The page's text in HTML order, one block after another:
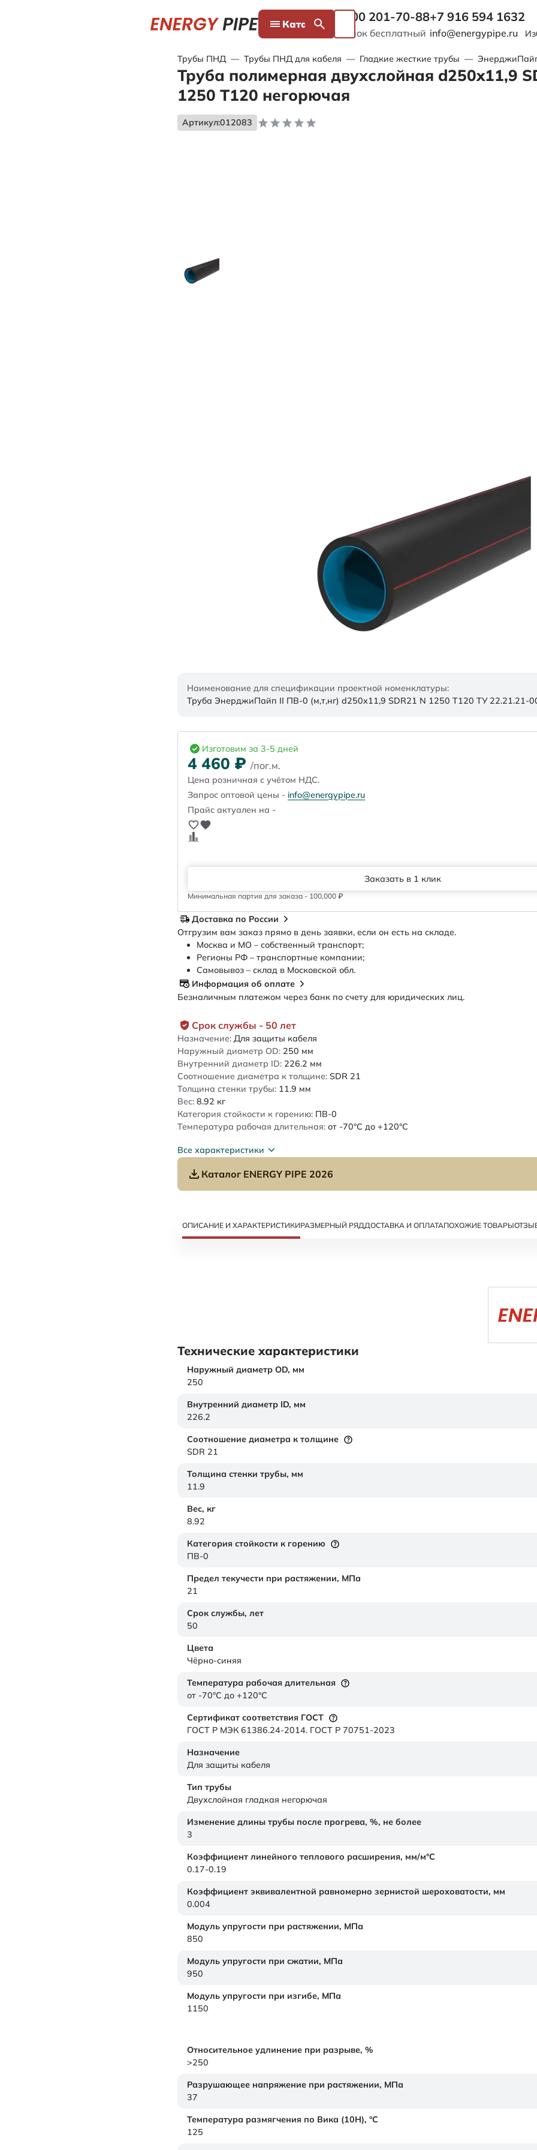
Каталог 8 800 201-70-88
Звонок бесплатный
+7 916 594 1632
info@energypipe.ru
Трубы ПНД — Трубы ПНД для кабеля — Гладкие жесткие трубы —
Труба полимерная двухслойная d250x11,9
1250 Т120 негорючая
Артикул:012083
Наименование для спецификации проектной номенклатуры:
Труба ЭнерджиПайп II ПВ-0 (м,т,нг) d250x11,9 SDR21 N 1250 Т120 ТУ 22.21.21-
Срок службы - 50 лет
Назначение: Для защиты кабеля
Наружный диаметр OD: 250 мм
Внутренний диаметр ID: 226.2 мм
Соотношение диаметра к толщине: SDR 21
Толщина стенки трубы: 11.9 мм
Вес: 8.92 кг
Категория стойкости к горению: ПВ-0
Температура рабочая длительная: от -70°C до +120°C
Все характеристики
Каталог ENERGY PIPE 2026
Изготовим за 3-5 дней
4 460 ₽ /пог.м.
Цена розничная с учётом НДС.
Запрос оптовой цены - info@energypipe.ru
Прайс актуален на -
Заказать в 1 клик
Минимальная партия для заказа - 100,000 ₽
Доставка по России
Отгрузим вам заказ прямо в день заявки, если он есть на складе.
Москва и МО – собственный транспорт;
Регионы РФ – транспортные компании;
Самовывоз – склад в Московской обл.
Информация об оплате
Безналичным платежом через банк по счету для юридических лиц.
ОПИСАНИЕ И ХАРАКТЕРИСТИКИРАЗМЕРНЫЙ РЯДДОСТАВКА И ОПЛАТАПОХОЖИЕ ТОВАРЫ
Технические характеристики
Наружный диаметр OD, мм
250
Внутренний диаметр ID, мм
226.2
Соотношение диаметра к толщине
SDR 21
Толщина стенки трубы, мм
11.9
Вес, кг
8.92
Категория стойкости к горению
ПВ-0
Предел текучести при растяжении, МПа
21
Срок службы, лет
50
Цвета
Чёрно-синяя
Температура рабочая длительная
от -70°C до +120°C
Сертификат соответствия ГОСТ
ГОСТ Р МЭК 61386.24-2014. ГОСТ Р 70751-2023
Назначение
Для защиты кабеля
Тип трубы
Двухслойная гладкая негорючая
Изменение длины трубы после прогрева, %, не более
3
Коэффициент линейного теплового расширения, мм/м°С
0.17-0.19
Коэффициент эквивалентной равномерно зернистой шероховатости, мм
0.004
Модуль упругости при растяжении, МПа
850
Модуль упругости при сжатии, МПа
950
Модуль упругости при изгибе, МПа
1150
Относительное удлинение при разрыве, %
>250
Разрушающее напряжение при растяжении, МПа
37
Температура размягчения по Вика (10Н), °C
125